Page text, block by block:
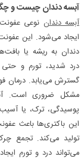
آبسه دندان چیست و
آبسه دندان نوعی
ایجاد می‌شود. این
دندان به ریشه یا
درد شدید، تورم و
گسترش می‌یابد. درمان
مشکل ضروری است.
پوسیدگی، ترک، یا
این باکتری‌ها باعث
تولید می‌کند. تجمع